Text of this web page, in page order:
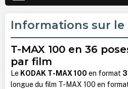
Informations sur
T-MAX 100 en 36
par film
Le KODAK T-MAX 100 en format
longue du film T-MAX 100 en